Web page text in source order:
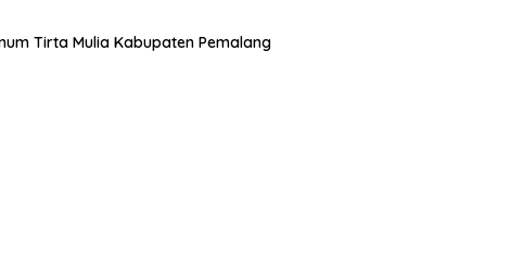
Tirta Mulia Kabupaten Pemalang